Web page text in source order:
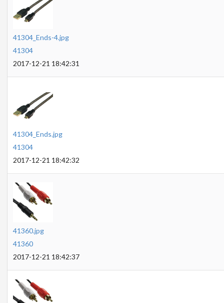
41304_Ends-4.jpg
41304
2017-12-21 18:42:31
41304_Ends.jpg
41304
2017-12-21 18:42:32
41360.jpg
41360
2017-12-21 18:42:37